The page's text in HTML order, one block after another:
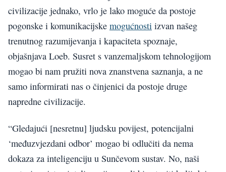
civilizacije jednako, vrlo je lako moguće da postoje
pogonske i komunikacijske mogućnosti izvan našeg
trenutnog razumijevanja i kapaciteta spoznaje,
objašnjava Loeb. Susret s vanzemaljskom tehnologijom
mogao bi nam pružiti nova znanstvena saznanja, a ne
samo informirati nas o činjenici da postoje druge
napredne civilizacije.
“Gledajući [nesretnu] ljudsku povijest, potencijalni
‘međuzvjezdani odbor’ mogao bi odlučiti da nema
dokaza za inteligenciju u Sunčevom sustav. No, naši